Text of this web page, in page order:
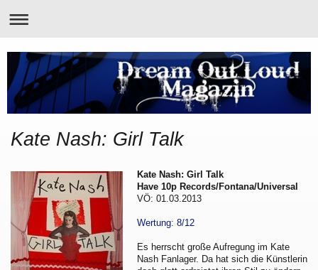
Kate Nash: Girl Talk
Kate Nash: Girl Talk
Have 10p Records/Fontana/Universal
VÖ: 01.03.2013
Wertung: 8/12
Es herrscht große Aufregung im Kate
Nash Fanlager. Da hat sich die Künstlerin